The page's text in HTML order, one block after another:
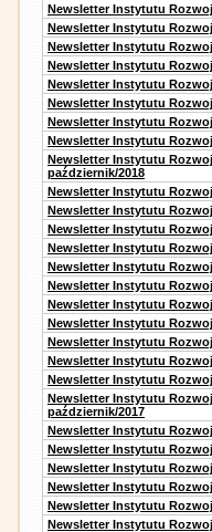
Newsletter Instytutu
Newsletter Instytutu
Newsletter Instytutu
Newsletter Instytutu
Newsletter Instytutu
Newsletter Instytutu
Newsletter Instytutu
Newsletter Instytutu
Newsletter Instytutu
październik/2018
Newsletter Instytutu
Newsletter Instytutu
Newsletter Instytutu
Newsletter Instytutu
Newsletter Instytutu
Newsletter Instytutu
Newsletter Instytutu
Newsletter Instytutu
Newsletter Instytutu
Newsletter Instytutu
Newsletter Instytutu
Newsletter Instytutu
październik/2017
Newsletter Instytutu
Newsletter Instytutu
Newsletter Instytutu
Newsletter Instytutu
Newsletter Instytutu
Newsletter Instytutu